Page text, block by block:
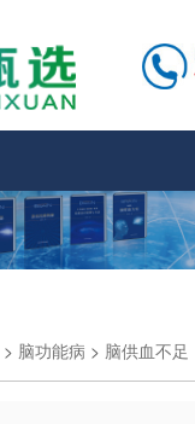
> 脑功能病 > 脑供血不足